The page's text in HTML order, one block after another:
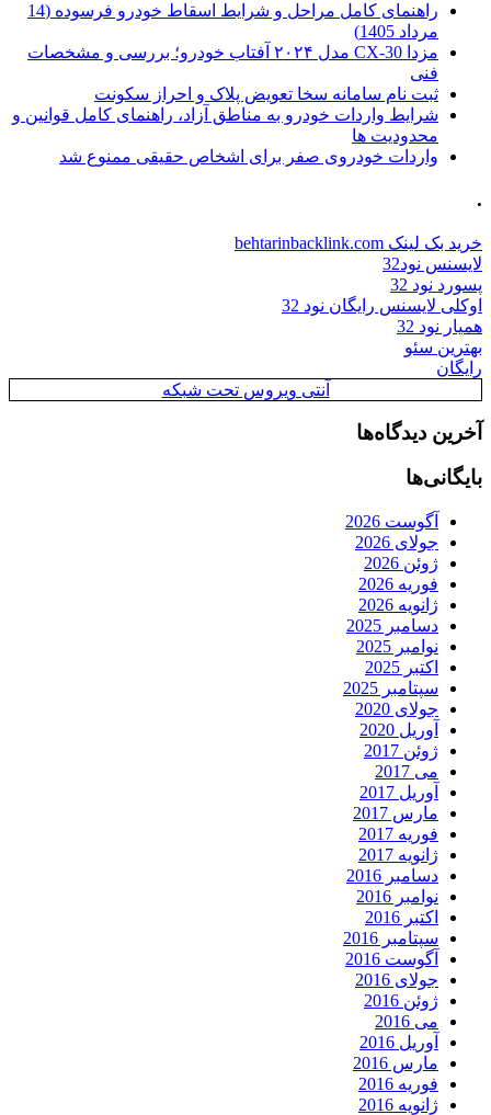
راهنمای کامل مراحل و شرایط اسقاط خودرو فرسوده (14
مرداد 1405)
مزدا CX-30 مدل ۲۰۲۴ آفتاب خودرو؛ بررسی و مشخصات
فنی
ثبت نام سامانه سخا تعویض پلاک و احراز سکونت
شرایط واردات خودرو به مناطق آزاد، راهنمای کامل قوانین و
محدودیت ها
واردات خودروی صفر برای اشخاص حقیقی ممنوع شد
.
خرید بک لینک behtarinbacklink.com
لایسنس نود32
پسورد نود 32
اوکلی لایسنس رایگان نود 32
همیار نود 32
بهترین سئو
رایگان
آنتی ویروس تحت شبکه
آخرین دیدگاه‌ها
بایگانی‌ها
آگوست 2026
جولای 2026
ژوئن 2026
فوریه 2026
ژانویه 2026
دسامبر 2025
نوامبر 2025
اکتبر 2025
سپتامبر 2025
جولای 2020
آوریل 2020
ژوئن 2017
می 2017
آوریل 2017
مارس 2017
فوریه 2017
ژانویه 2017
دسامبر 2016
نوامبر 2016
اکتبر 2016
سپتامبر 2016
آگوست 2016
جولای 2016
ژوئن 2016
می 2016
آوریل 2016
مارس 2016
فوریه 2016
ژانویه 2016